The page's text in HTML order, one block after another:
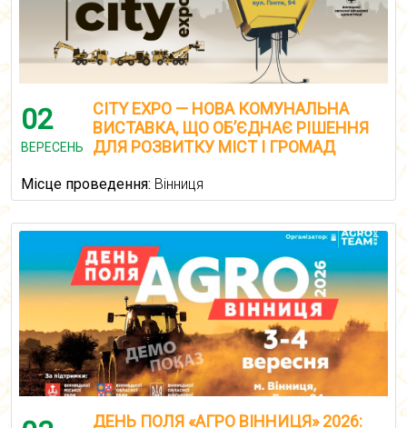
02
ВЕРЕСЕНЬ
CITY EXPO — НОВА КОМУНАЛЬНА
ВИСТАВКА, ЩО ОБ’ЄДНАЄ РІШЕННЯ
ДЛЯ РОЗВИТКУ МІСТ І ГРОМАД
Місце проведення: Вінниця
ДЕНЬ ПОЛЯ «АГРО ВІННИЦЯ» 2026: